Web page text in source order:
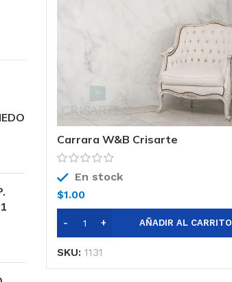
Carrara W&B Crisarte
En stock
$1.00
AÑADIR AL CARRITO
SKU: 1131